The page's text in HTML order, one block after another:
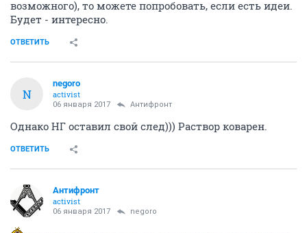
возможного), то можете попробовать, если есть идеи.
Будет - интересно.
ОТВЕТИТЬ
N
negoro
activist
06 января 2017 Антифронт
Однако НГ оставил свой след))) Раствор коварен.
ОТВЕТИТЬ
Антифронт
activist
06 января 2017 negoro